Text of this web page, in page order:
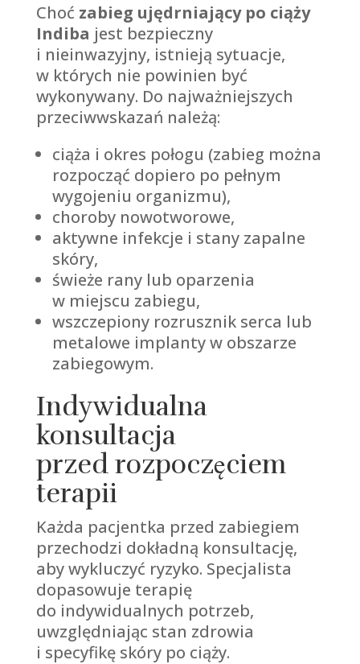
Choć zabieg ujędrniający po ciąży
Indiba jest bezpieczny
i nieinwazyjny, istnieją sytuacje,
w których nie powinien być
wykonywany. Do najważniejszych
przeciwwskazań należą:
ciąża i okres połogu (zabieg można
rozpocząć dopiero po pełnym
wygojeniu organizmu),
choroby nowotworowe,
aktywne infekcje i stany zapalne
skóry,
świeże rany lub oparzenia
w miejscu zabiegu,
wszczepiony rozrusznik serca lub
metalowe implanty w obszarze
zabiegowym.
Indywidualna
konsultacja
przed rozpoczęciem
terapii
Każda pacjentka przed zabiegiem
przechodzi dokładną konsultację,
aby wykluczyć ryzyko. Specjalista
dopasowuje terapię
do indywidualnych potrzeb,
uwzględniając stan zdrowia
i specyfikę skóry po ciąży.